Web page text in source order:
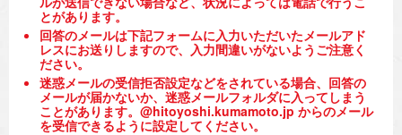
とがあります。
回答のメールは下記フォームに入力いただいたメールアド
レスにお送りしますので、入力間違いがないようご注意く
ださい。
迷惑メールの受信拒否設定などをされている場合、回答の
メールが届かないか、迷惑メールフォルダに入ってしまう
ことがあります。@hitoyoshi.kumamoto.jp からのメール
を受信できるように設定してください。